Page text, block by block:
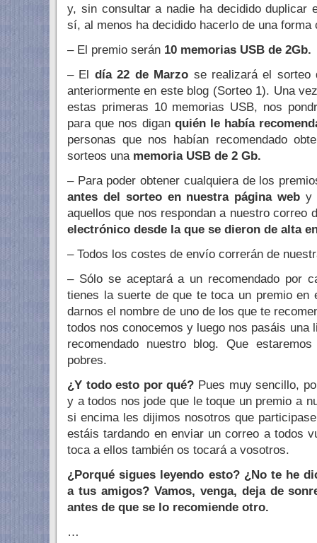
y, sin consultar a nadie ha decidido duplicar
sí, al menos ha decidido hacerlo de una forma
– El premio serán 10 memorias USB de 2Gb.
– El día 22 de Marzo se realizará el sorteo
anteriormente en este blog (Sorteo 1). Una
estas primeras 10 memorias USB, nos
para que nos digan quién le había
personas que nos habían recomendado
sorteos una memoria USB de 2 Gb.
– Para poder obtener cualquiera de los
antes del sorteo en nuestra página web y
aquellos que nos respondan a nuestro correo
electrónico desde la que se dieron de alta
– Todos los costes de envío correrán de
– Sólo se aceptará a un recomendado por
tienes la suerte de que te toca un premio en
darnos el nombre de uno de los que te
todos nos conocemos y luego nos pasáis una
recomendado nuestro blog. Que
pobres.
¿Y todo esto por qué? Pues muy sencillo,
y a todos nos jode que le toque un premio a
si encima les dijimos nosotros que
estáis tardando en enviar un correo a todos
toca a ellos también os tocará a vosotros.
¿Porqué sigues leyendo esto? ¿No te he
a tus amigos? Vamos, venga, deja de
antes de que se lo recomiende otro.
…